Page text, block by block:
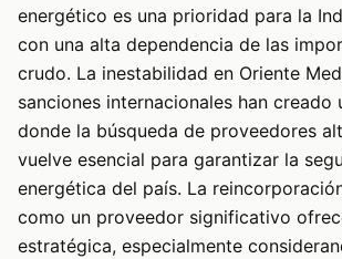
energético es una prioridad para la
con una alta dependencia de las
crudo. La inestabilidad en Oriente
sanciones internacionales han creado
donde la búsqueda de proveedores
vuelve esencial para garantizar la
energética del país. La
como un proveedor significativo
estratégica, especialmente